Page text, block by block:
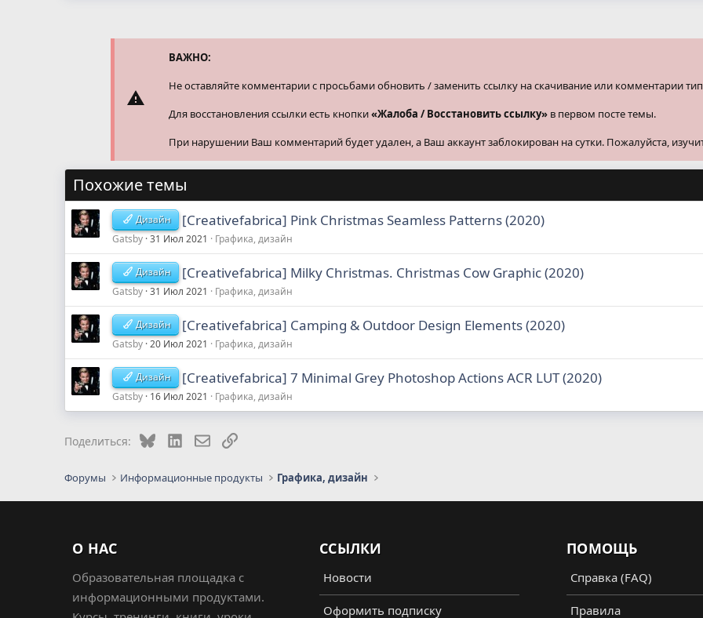
ВАЖНО:
Не оставляйте комментарии с просьбами обновить / заменить ссылку на скачивание или комментарии
Для восстановления ссылки есть кнопки«Жалоба / Восстановить ссылку» в первом посте темы.
При нарушении Ваш комментарий будет удален, а Ваш аккаунт заблокирован на сутки. Пожалуйста,
Похожие темы
Дизайн [Creativefabrica] Pink Christmas Seamless Patterns (2020)
Gatsby 31 Июл 2021 Графика, дизайн
Дизайн [Creativefabrica] Milky Christmas. Christmas Cow Graphic (2020)
Gatsby 31 Июл 2021 Графика, дизайн
Дизайн [Creativefabrica] Camping & Outdoor Design Elements (2020)
Gatsby 20 Июл 2021 Графика, дизайн
Дизайн [Creativefabrica] 7 Minimal Grey Photoshop Actions ACR LUT (2020)
Gatsby 16 Июл 2021 Графика, дизайн
Поделиться: BlueskyLinkedInЭлектронная почта
Ссылка
Форумы Информационные продукты Графика, дизайн
О НАС
Образовательная площадка с
информационными продуктами.
ССЫЛКИ
Новости
Оформить подписку
ПОМОЩЬ
Справка (FAQ)
Правила